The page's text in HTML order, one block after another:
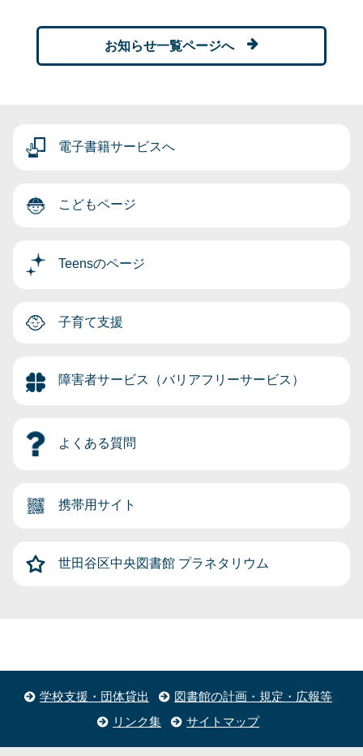
お知らせ一覧ページへ
電子書籍サービスへ
こどもページ
Teensのページ
子育て支援
障害者サービス（バリアフリーサービス）
よくある質問
携帯用サイト
世田谷区中央図書館 プラネタリウム
学校支援・団体貸出
図書館の計画・規定・広報等
リンク集
サイトマップ